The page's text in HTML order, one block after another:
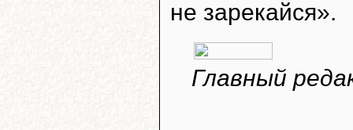
не зарекайся».
Главный